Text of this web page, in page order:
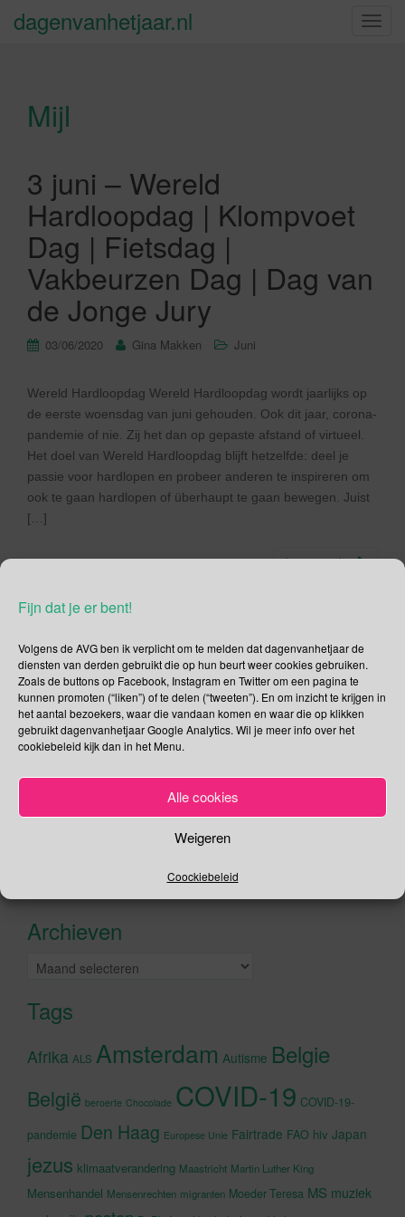
Fijn dat je er bent!
Volgens de AVG ben ik verplicht om te melden dat dagenvanhetjaar de
diensten van derden gebruikt die op hun beurt weer cookies gebruiken.
Zoals de buttons op Facebook, Instagram en Twitter om een pagina te
kunnen promoten (“liken”) of te delen (“tweeten”). En om inzicht te krijgen in
het aantal bezoekers, waar die vandaan komen en waar die op klikken
gebruikt dagenvanhetjaar Google Analytics. Wil je meer info over het
cookiebeleid kijk dan in het Menu.
Alle cookies
Weigeren
Coockiebeleid
S
a
t
dagenvanhetjaar.nl
Mijl
3 juni – Wereld
Hardloopdag | Klompvoet
Dag | Fietsdag |
Vakbeurzen Dag | Dag van
de Jonge Jury
03/06/2020 Gina Makken Juni
Wereld Hardloopdag Wereld Hardloopdag wordt jaarlijks op
de eerste woensdag van juni gehouden. Ook dit jaar, corona-
pandemie of nie. Zij het dan op gepaste afstand of virtueel.
Het doel van Wereld Hardloopdag blijft hetzelfde: deel je
passie voor hardlopen en probeer anderen te inspireren om
ook te gaan hardlopen of überhaupt te gaan bewegen. Juist
[…]
Lees verder
Social Media
Je kunt me volgen op
Recente tweetsKlik om marketing cookies te
Archieven
Archieven
Tags
Afrika ALS Amsterdam Autisme Belgie
België beroerte Chocolade COVID-19 COVID-19-
pandemie Den Haag Europese Unie Fairtrade FAO hiv Japan
jezus klimaatverandering Maastricht Martin Luther King
Mensenhandel Mensenrechten migranten Moeder Teresa MS muziek